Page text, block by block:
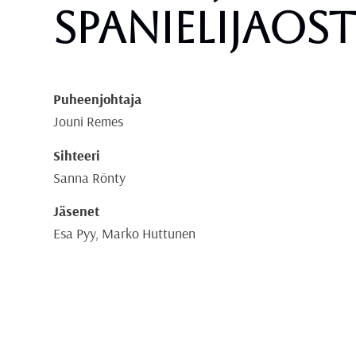
Puheenjohtaja
Jouni Remes
Sihteeri
Sanna Rönty
Jäsenet
Esa Pyy, Marko Huttunen